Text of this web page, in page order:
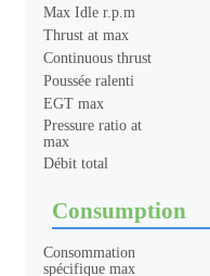
Max Idle r.p.m
Thrust at max
Continuous thrust
Poussée ralenti
EGT max
Pressure ratio at
max
Débit total
Consumption
Consommation
spécifique max